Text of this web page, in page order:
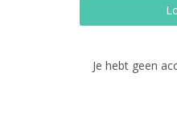
Je hebt geen